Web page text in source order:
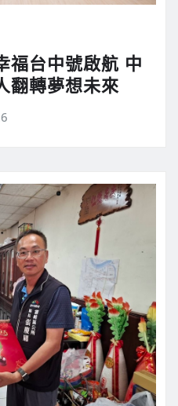
福台中號啟航 中
翻轉夢想未來